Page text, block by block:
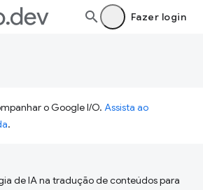
Fazer login
o Google I/O. Assista ao
.
de IA na tradução de conteúdos para